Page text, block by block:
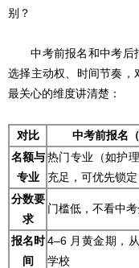
别？
中考前报名和中考后报
选择主动权、时间节奏，
最关心的维度讲清楚：
对比 中考前报名（
名额与
专业
热门专业（如护
充足，可优先锁定
分数要
求
门槛低，不看中
报名时
间
4–6 月黄金期，
学校